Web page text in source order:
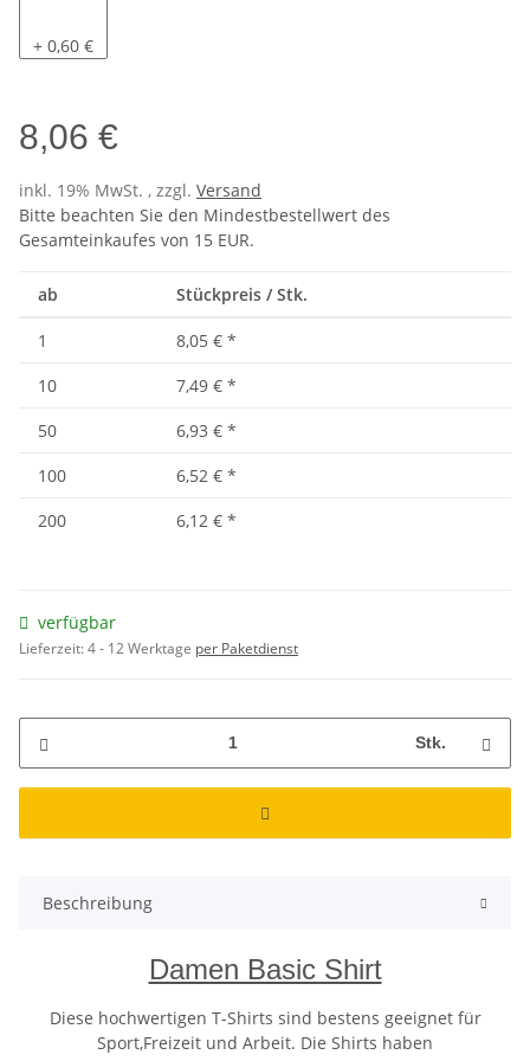
Pacific
+ 0,60 €
8,06 €
inkl. 19% MwSt. , zzgl. Versand
Bitte beachten Sie den Mindestbestellwert des
Gesamteinkaufes von 15 EUR.
ab Stückpreis / Stk.
1 8,05 € *
10
7,49 € *
50
6,93 € *
100
6,52 € *
200
6,12 € *
verfügbar
Lieferzeit:4 - 12 Werktage per Paketdienst
Stk.
Beschreibung
Damen Basic Shirt
Diese hochwertigen T-Shirts sind bestens geeignet für
Sport,Freizeit und Arbeit. Die Shirts haben